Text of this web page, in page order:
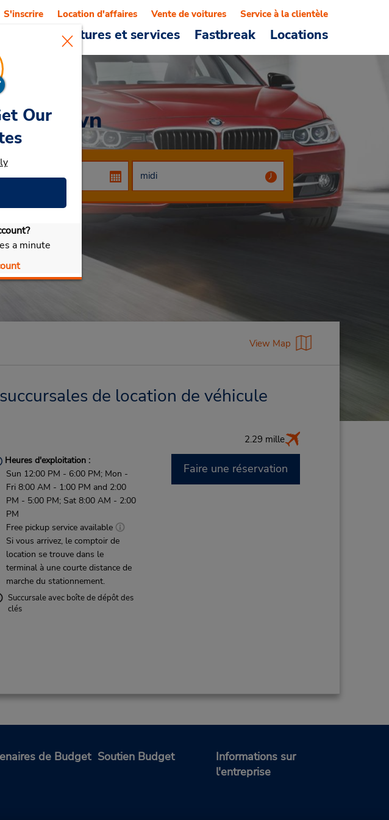
Voitures et services Fastbreak Locations
S'inscrire Location d'affaires Vente de voitures Service à la clientèle
Our
a minute
View Map
de location de véhicule
2.29 mille
Heures d'exploitation :
Sun 12:00 PM - 6:00 PM; Mon -
Fri 8:00 AM - 1:00 PM and 2:00
PM - 5:00 PM; Sat 8:00 AM - 2:00
PM
Free pickup service available
Si vous arrivez, le comptoir de
location se trouve dans le
terminal à une courte distance de
marche du stationnement.
Succursale avec boîte de dépôt des
clés
Faire une réservation
de Budget Soutien Budget
Informations sur
l'entreprise